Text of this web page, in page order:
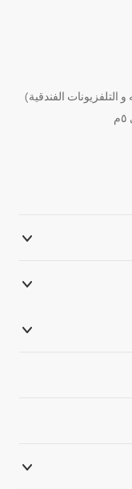
الفندقية)